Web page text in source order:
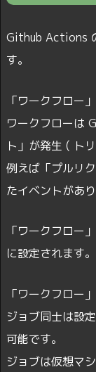
Github Actions
す。
「ワークフロー
ワークフローは
ト」が発生 ( ト
例えば「プルリ
たイベントがあり
「ワークフロー
に設定されます。
「ワークフロー
ジョブ同士は設
可能です。
ジョブは仮想マ